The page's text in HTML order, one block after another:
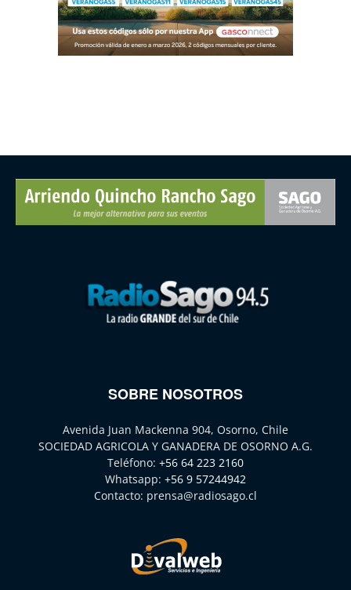
SOBRE NOSOTROS
Avenida Juan Mackenna 904, Osorno, Chile
SOCIEDAD AGRICOLA Y GANADERA DE OSORNO A.G.
Teléfono: +56 64 223 2160
Whatsapp: +56 9 57244942
Contacto: prensa@radiosago.cl